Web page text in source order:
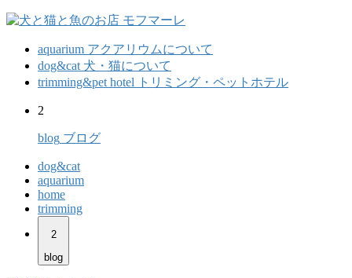
aquarium アクアリウムについて
dog&cat 犬・猫について
trimming&pet hotel
トリミング・ペットホテル
2
blog ブログ
dog&cat
aquarium
home
trimming
2
blog